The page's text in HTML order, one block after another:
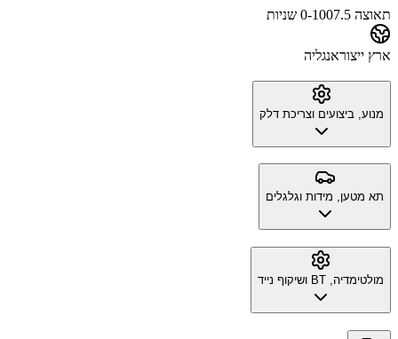
תאוצה 0-100 7.5 שניות
ארץ ייצוראנגליה
מנוע, ביצועים וצריכת דלק
תא מטען, מידות וגלגלים
מולטימדיה, BT ושיקוף נייד